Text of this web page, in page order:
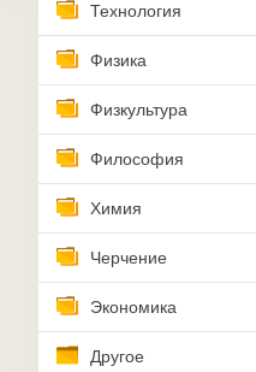
Технология
Физика
Физкультура
Философия
Химия
Черчение
Экономика
Другое